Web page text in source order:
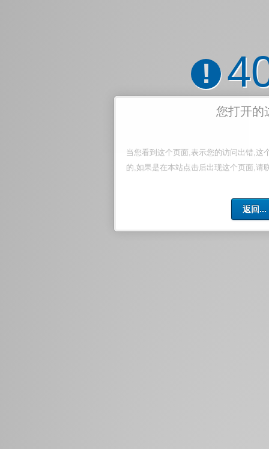
!
您打开的
当您看到这个页面,表示您的访问出错,这
的,如果是在本站点击后出现这个页面,请
返回...